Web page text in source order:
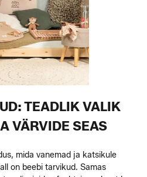
TEADLIK VALIK
VÄRVIDE SEAS
mida vanemad ja katsikule
on beebi tarvikud. Samas